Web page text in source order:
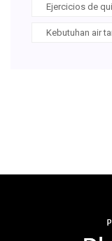
Ejercicios de
Kebutuhan air